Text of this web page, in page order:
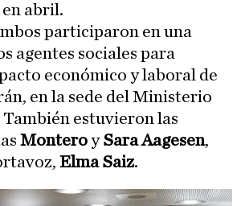
abril.
participaron en una
agentes sociales para
económico y laboral de
en la sede del Ministerio
estuvieron las
MonteroySara Aagesen,
Elma Saiz.